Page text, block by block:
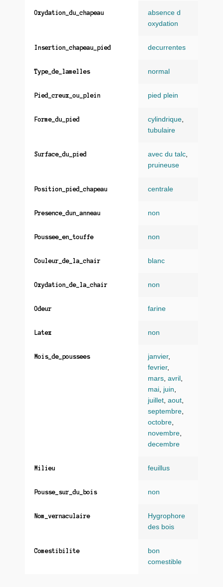
Oxydation_du_chapeau
absence d
oxydation
Insertion_chapeau_pied decurrentes
Type_de_lamelles normal
Pied_creux_ou_plein pied plein
Forme_du_pied cylindrique,
tubulaire
Surface_du_pied avec du talc,
pruineuse
Position_pied_chapeau centrale
Presence_dun_anneau non
Poussee_en_touffe non
Couleur_de_la_chair blanc
Oxydation_de_la_chair non
Odeur farine
Latex non
Mois_de_poussees janvier,
fevrier,
mars, avril ,
mai, juin,
juillet, aout,
septembre,
octobre,
novembre,
decembre
Milieu feuillus
Pousse_sur_du_bois non
Nom_vernaculaire
Hygrophore
des bois
Comestibilite
bon
comestible